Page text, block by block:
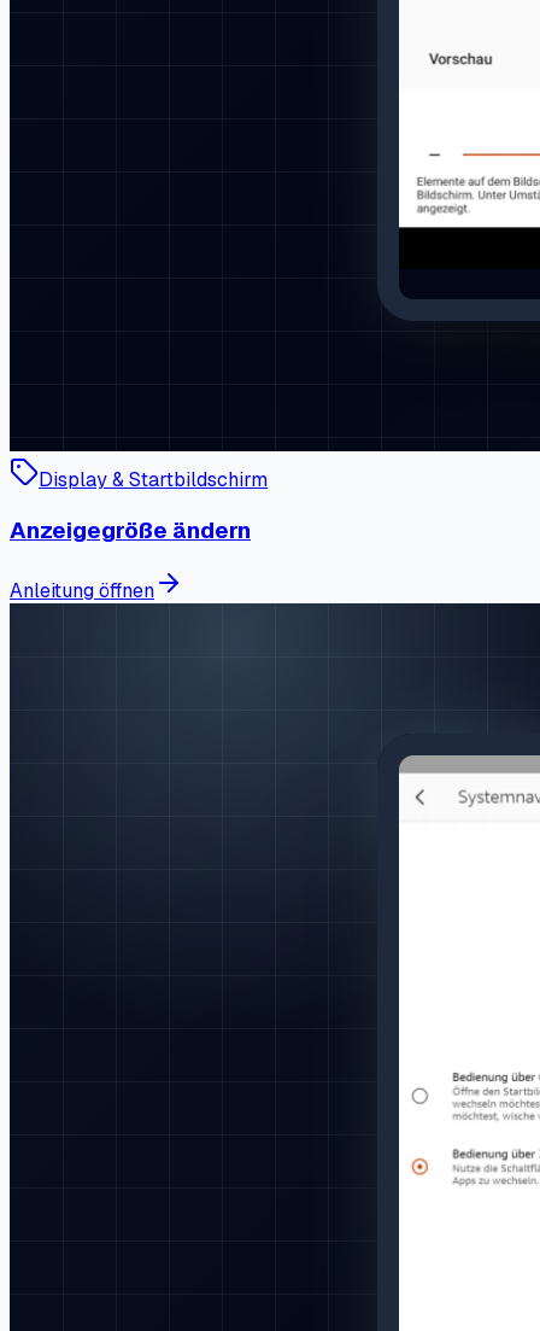
Display & Startbildschirm
Anzeigegröße ändern
Anleitung öffnen